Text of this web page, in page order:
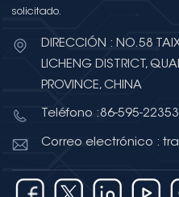
solicitado.
DIRECCIÓN : NO.58
LICHENG DISTRICT,
PROVINCE, CHINA
Teléfono :86-595-
Correo electrónico :